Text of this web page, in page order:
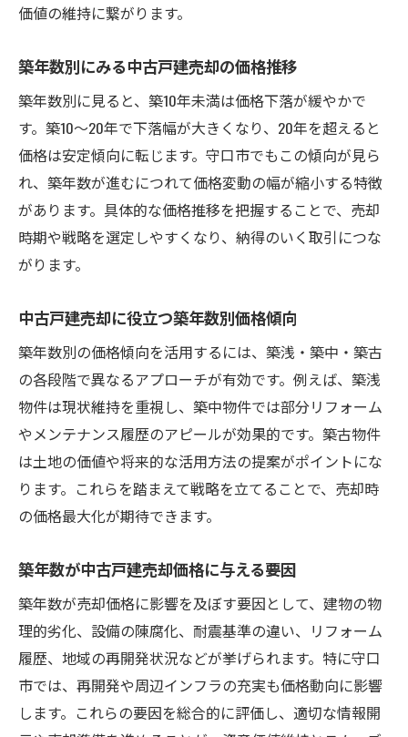
価値の維持に繋がります。
築年数別にみる中古戸建売却の価格推移
築年数別に見ると、築10年未満は価格下落が緩やかで
す。築10〜20年で下落幅が大きくなり、20年を超えると
価格は安定傾向に転じます。守口市でもこの傾向が見ら
れ、築年数が進むにつれて価格変動の幅が縮小する特徴
があります。具体的な価格推移を把握することで、売却
時期や戦略を選定しやすくなり、納得のいく取引につな
がります。
中古戸建売却に役立つ築年数別価格傾向
築年数別の価格傾向を活用するには、築浅・築中・築古
の各段階で異なるアプローチが有効です。例えば、築浅
物件は現状維持を重視し、築中物件では部分リフォーム
やメンテナンス履歴のアピールが効果的です。築古物件
は土地の価値や将来的な活用方法の提案がポイントにな
ります。これらを踏まえて戦略を立てることで、売却時
の価格最大化が期待できます。
築年数が中古戸建売却価格に与える要因
築年数が売却価格に影響を及ぼす要因として、建物の物
理的劣化、設備の陳腐化、耐震基準の違い、リフォーム
履歴、地域の再開発状況などが挙げられます。特に守口
市では、再開発や周辺インフラの充実も価格動向に影響
します。これらの要因を総合的に評価し、適切な情報開